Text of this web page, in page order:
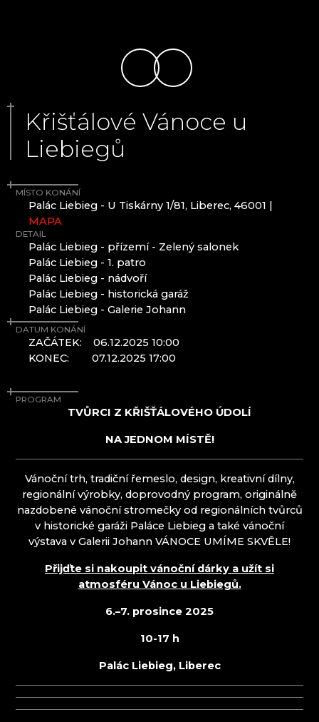
Špindlerův Mlýn
Jizerské hory
Desná
Jablonec nad Nisou
Liberec
Pěnčín
Smržovka
Zásada
Frýdlantský výběžek
Český ráj
Mírová pod Kozákovem
Turnov
Železný Brod
FILIP LUKAVEC
FLORIÁNOVA HUŤ
HOINEFF GLASS ART
JAROSLAV SKUHRAVÝ - SKLOVITRÁŽ
JITKA SKUHRAVA GLASS
KOLEKTIV ATELIERS
KORÁLKY NB
KŘIŠŤÁLOVÝ VLAK - LÄNDERBAHN CZ
KUNCGLASS
LASVIT - SKLENĚNÝ DŮM
MOLS BOHEMIA
NOVOTNÝ GLASS
PAČINEK GLASS
PÍSKOVAČKA
PRECIOSA LIGHTING
PROUSEK EXKLUSIVE LIGHTING
RESORT HVOZD
SKLÁRNA JÍLEK
SKLÁŘSKÉ MUZEUM KAMENICKÝ ŠENOV
SKLÁŘSKÉ MUZEUM NOVÝ BOR
SPOLEK PŘÁTEL CHŘIBSKÉ SKLÁRNY
SUPŠS KAMENICKÝ ŠENOV
SÝPKA LEMBERK
TGK - TECHNIKA, SKLO A UMĚNÍ
TRISHARDS
VAGNERGLASS
VOŠ SKLÁŘSKÁ A SŠ NOVÝ BOR
VYDRY STUDIO
HANA ŠEBKOVÁ
KRKONOŠSKÉ MUZEUM
RATAS JUSTYNA RATASIEWICZ
Křišťálové Vánoce u
Liebiegů
MÍSTO KONÁNÍ
Palác Liebieg - U Tiskárny 1/81, Liberec, 46001 |
MAPA
DETAIL
Palác Liebieg - přízemí - Zelený salonek
Palác Liebieg - 1. patro
Palác Liebieg - nádvoří
Palác Liebieg - historická garáž
Palác Liebieg - Galerie Johann
DATUM KONÁNÍ
ZAČÁTEK: 06.12.2025 10:00
KONEC: 07.12.2025 17:00
PROGRAM
TVŮRCI Z KŘIŠŤÁLOVÉHO ÚDOLÍ
NA JEDNOM MÍSTĚ!
Vánoční trh, tradiční řemeslo, design, kreativní dílny,
regionální výrobky, doprovodný program, originálně
nazdobené vánoční stromečky od regionálních tvůrců
v historické garáži Paláce Liebieg a také vánoční
výstava v Galerii Johann VÁNOCE UMÍME SKVĚLE!
Přijďte si nakoupit vánoční dárky a užít si
atmosféru Vánoc u Liebiegů.
6.–7. prosince 2025
10-17 h
Palác Liebieg, Liberec